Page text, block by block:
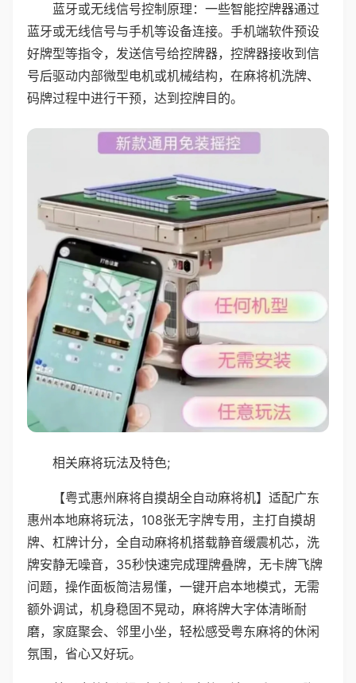
蓝牙或无线信号控制原理：一些智能控牌器通过
蓝牙或无线信号与手机等设备连接。手机端软件预设
好牌型等指令，发送信号给控牌器，控牌器接收到信
号后驱动内部微型电机或机械结构，在麻将机洗牌、
码牌过程中进行干预，达到控牌目的。
相关麻将玩法及特色;
【粤式惠州麻将自摸胡全自动麻将机】适配广东
惠州本地麻将玩法，108张无字牌专用，主打自摸胡
牌、杠牌计分，全自动麻将机搭载静音缓震机芯，洗
牌安静无噪音，35秒快速完成理牌叠牌，无卡牌飞牌
问题，操作面板简洁易懂，一键开启本地模式，无需
额外调试，机身稳固不晃动，麻将牌大字体清晰耐
磨，家庭聚会、邻里小坐，轻松感受粤东麻将的休闲
氛围，省心又好玩。